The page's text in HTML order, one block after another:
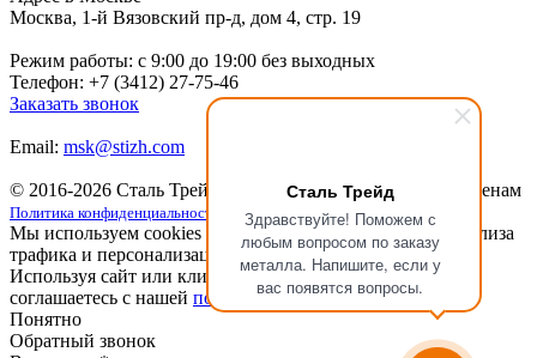
Сталь Трейд
Здравствуйте! Поможем с
любым вопросом по заказу
металла. Напишите, если у
вас появятся вопросы.
Москва, 1-й Вязовский пр-д, дом 4, стр. 19
Режим работы: c 9:00 до 19:00 без выходных
Телефон: +7 (3412) 27-75-46
Заказать звонок
Email: msk@stizh.com
© 2016-2026 Сталь Трейд Металлопрокатпо выгодным ценам
Политика конфиденциальности
Мы используем cookies для улучшения работы сайта, анализа
трафика и персонализации.
Используя сайт или кликая на кнопку "Понятно", вы
соглашаетесь с нашей политикой конфиденциальности
Понятно
Обратный звонок